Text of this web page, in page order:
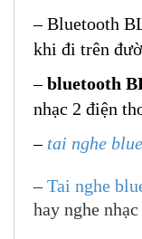
– Bluetooth
khi đi trên
–bluetooth
nhạc 2 điện
– tai nghe
–Tai nghe
hay nghe